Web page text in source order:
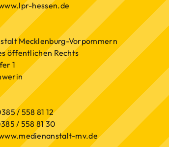
hessen.de
Mecklenburg-Vorpommern
öffentlichen Rechts
1
/ 558 81 12
/ 558 81 30
mv.de